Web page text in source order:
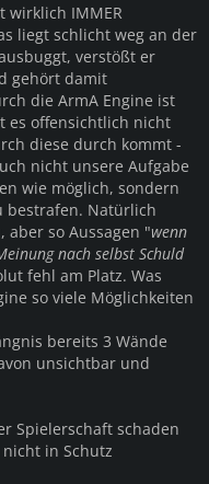
wirklich IMMER
liegt schlicht weg an der
verstößt er
gehört damit
die ArmA Engine ist
es offensichtlich nicht
diese durch kommt -
nicht unsere Aufgabe
wie möglich, sondern
bestrafen. Natürlich
so Aussagen "wenn
nach selbst Schuld
fehl am Platz. Was
so viele Möglichkeiten
bereits 3 Wände
unsichtbar und
Spielerschaft schaden
in Schutz